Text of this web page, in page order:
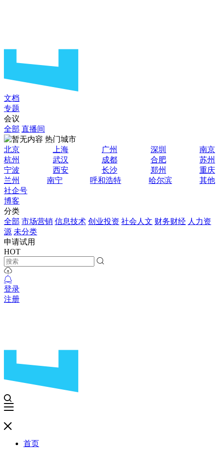
文档
专题
会议
全部 直播间
热门城市
北京
上海 广州 深圳
南京
杭州
武汉 成都 合肥
苏州
宁波
西安 长沙 郑州
重庆
兰州
南宁 呼和浩特 哈尔滨
其他
社企号
博客
分类
全部 市场营销 信息技术 创业投资 社会人文 财务财经 人力资
源 未分类
申请试用
HOT
登录
注册
首页